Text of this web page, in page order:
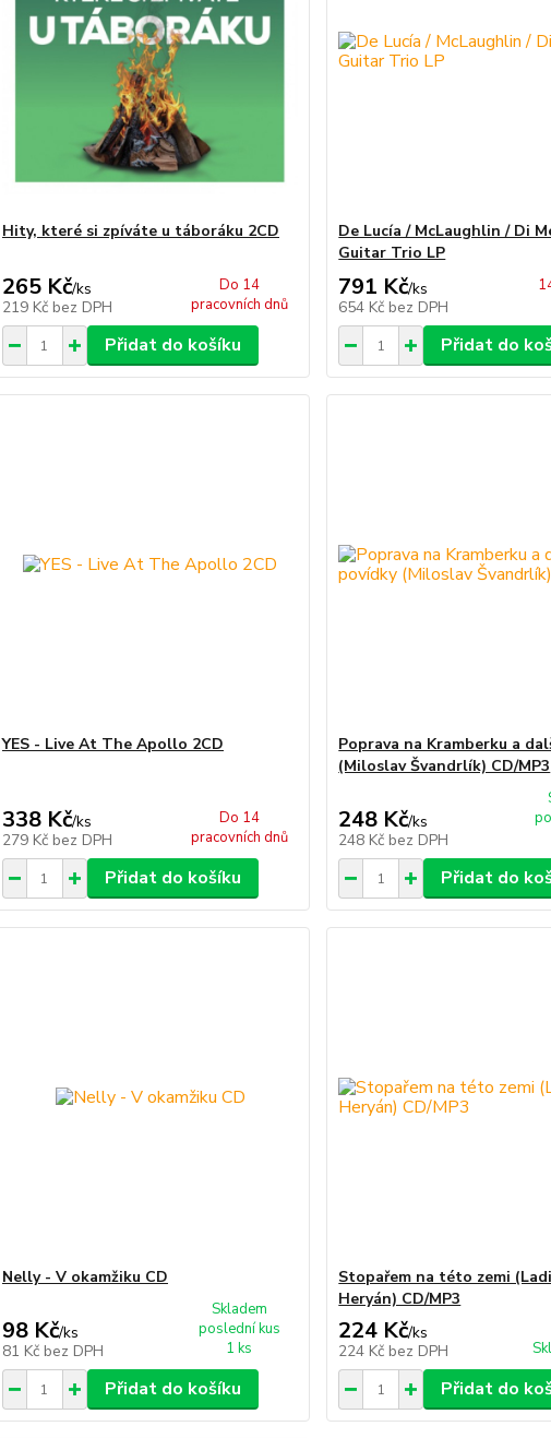
Hity, které si zpíváte u táboráku 2CD
265 Kč/ks
219 Kč bez DPH
Do 14
pracovních dnů
Přidat do košíku
De Lucía / McLaughlin / Di
Guitar Trio LP
791 Kč/ks
654 Kč bez DPH
Přidat do
YES - Live At The Apollo 2CD
338 Kč/ks
279 Kč bez DPH
Do 14
pracovních dnů
Přidat do košíku
Poprava na Kramberku a
(Miloslav Švandrlík) CD/MP3
248 Kč/ks
248 Kč bez DPH
Přidat do
Nelly - V okamžiku CD
98 Kč/ks
81 Kč bez DPH
Skladem
poslední kus
1 ks
Přidat do košíku
Stopařem na této zemi
Heryán) CD/MP3
224 Kč/ks
224 Kč bez DPH
Přidat do